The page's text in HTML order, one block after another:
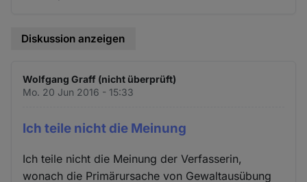
Diskussion anzeigen
Wolfgang Graff (nicht überprüft)
Mo. 20 Jun 2016 - 15:33
Ich teile nicht die Meinung
Ich teile nicht die Meinung der Verfasserin,
wonach die Primärursache von Gewaltausübung